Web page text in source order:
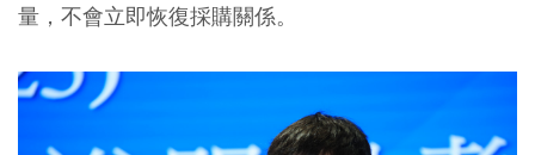
量，不會立即恢復採購關係。